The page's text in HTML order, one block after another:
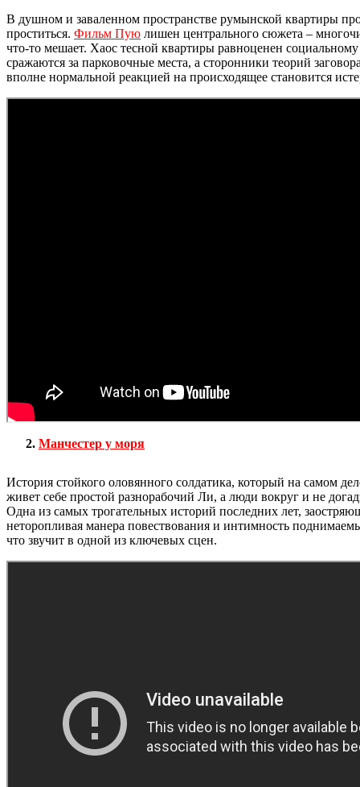
В душном и заваленном пространстве румынской квартиры
проститься. Фильм Пую лишен центрального сюжета –
что-то мешает. Хаос тесной квартиры равноценен
сражаются за парковочные места, а сторонники теорий
вполне нормальной реакцией на происходящее становится
Манчестер у моря
История стойкого оловянного солдатика, который на самом
живет себе простой разнорабочий Ли, а люди вокруг и не
Одна из самых трогательных историй последних лет,
неторопливая манера повествования и интимность
что звучит в одной из ключевых сцен.